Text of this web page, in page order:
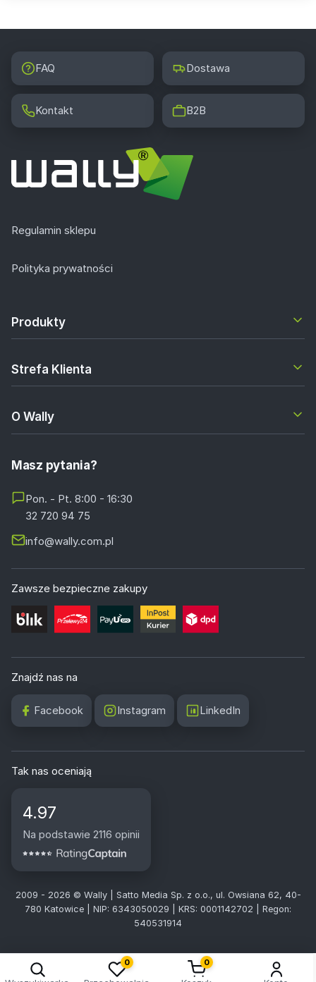
FAQ Dostawa
Kontakt B2B
Regulamin sklepu
Polityka prywatności
Produkty
Strefa Klienta
O Wally
Masz pytania?
Pon. - Pt. 8:00 - 16:30
32 720 94 75
info@wally.com.pl
Zawsze bezpieczne zakupy
Znajdź nas na
Facebook Instagram LinkedIn
Tak nas oceniają
4.97
Na podstawie 2116 opinii
2009 - 2026 © Wally | Satto Media Sp. z o.o., ul. Owsiana 62, 40-
780 Katowice | NIP: 6343050029 | KRS: 0001142702 | Regon:
540531914
0 0